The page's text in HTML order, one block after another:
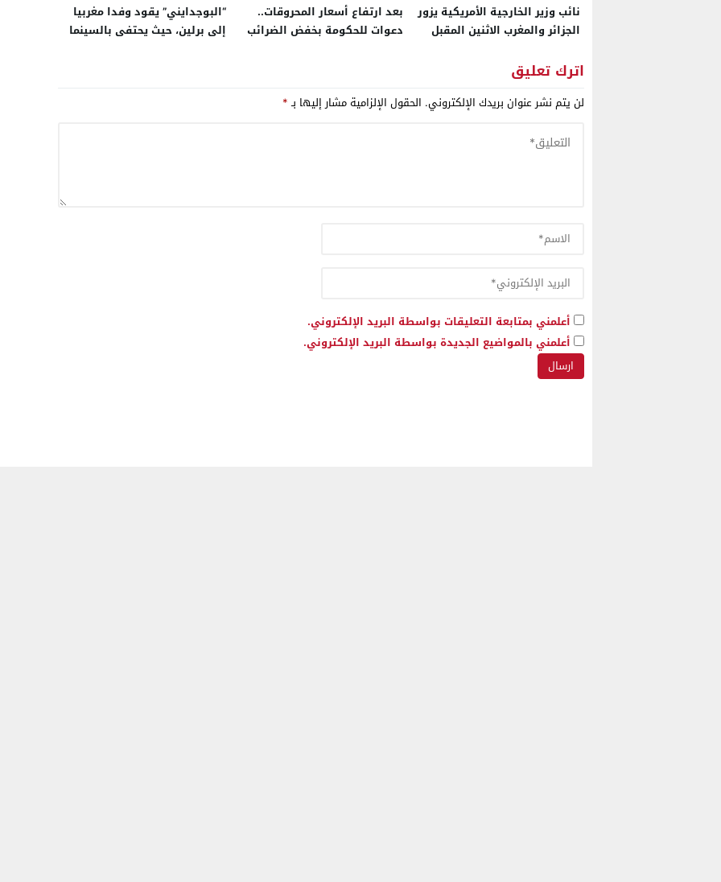
نائب وزير الخارجية الأمريكية يزور
الجزائر والمغرب الاثنين المقبل
وتوسيع الشراكات الاستراتيجية
بعد ارتفاع أسعار المحروقات..
دعوات للحكومة بخفض الضرائب
“البوجدايني” يقود وفدا مغربيا
إلى برلين، حيث يحتفى بالسينما
اترك تعليق
لن يتم نشر عنوان بريدك الإلكتروني. الحقول الإلزامية مشار إليها بـ*
أعلمني بمتابعة التعليقات بواسطة البريد الإلكتروني.
أعلمني بالمواضيع الجديدة بواسطة البريد الإلكتروني.